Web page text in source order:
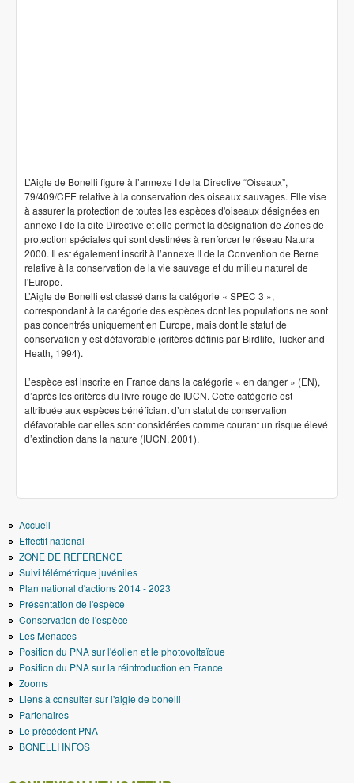
L’Aigle de Bonelli figure à l’annexe I de la Directive “Oiseaux”,
79/409/CEE relative à la conservation des oiseaux sauvages. Elle vise
à assurer la protection de toutes les espèces d'oiseaux désignées en
annexe I de la dite Directive et elle permet la désignation de Zones de
protection spéciales qui sont destinées à renforcer le réseau Natura
2000. Il est également inscrit à l’annexe II de la Convention de Berne
relative à la conservation de la vie sauvage et du milieu naturel de
l'Europe.
L’Aigle de Bonelli est classé dans la catégorie « SPEC 3 »,
correspondant à la catégorie des espèces dont les populations ne sont
pas concentrés uniquement en Europe, mais dont le statut de
conservation y est défavorable (critères définis par Birdlife, Tucker and
Heath, 1994).
L’espèce est inscrite en France dans la catégorie « en danger » (EN),
d’après les critères du livre rouge de IUCN. Cette catégorie est
attribuée aux espèces bénéficiant d’un statut de conservation
défavorable car elles sont considérées comme courant un risque élevé
d’extinction dans la nature (IUCN, 2001).
Accueil
Effectif national
ZONE DE REFERENCE
Suivi télémétrique juvéniles
Plan national d'actions 2014 - 2023
Présentation de l'espèce
Conservation de l'espèce
Les Menaces
Position du PNA sur l'éolien et le photovoltaïque
Position du PNA sur la réintroduction en France
Zooms
Liens à consulter sur l'aigle de bonelli
Partenaires
Le précédent PNA
BONELLI INFOS